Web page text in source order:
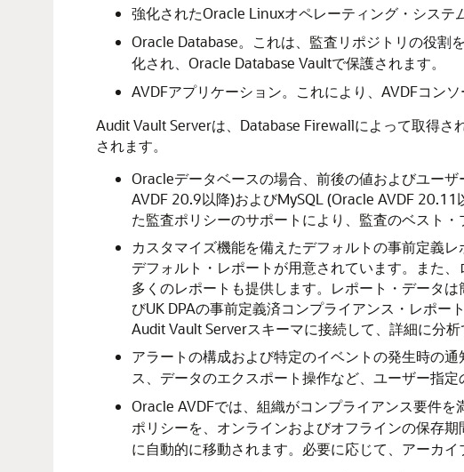
強化されたOracle Linuxオペレーティング・システ
Oracle Database。これは、監査リポジトリの役割
化され、Oracle Database Vaultで保護されます。
AVDFアプリケーション。これにより、AVDFコン
Audit Vault Serverは、Database Firewallによって取得
されます。
Oracleデータベースの場合、前後の値およびユー
AVDF 20.9以降)およびMySQL (Oracle AVDF
た監査ポリシーのサポートにより、監査のベスト
カスタマイズ機能を備えたデフォルトの事前定義
デフォルト・レポートが用意されています。また
多くのレポートも提供します。レポート・データ
びUK DPAの事前定義済コンプライアンス・レポ
Audit Vault Serverスキーマに接続して、詳細に分析
アラートの構成および特定のイベントの発生時の
ス、データのエクスポート操作など、ユーザー指
Oracle AVDFでは、組織がコンプライアンス要件
ポリシーを、オンラインおよびオフラインの保存
に自動的に移動されます。必要に応じて、アーカ